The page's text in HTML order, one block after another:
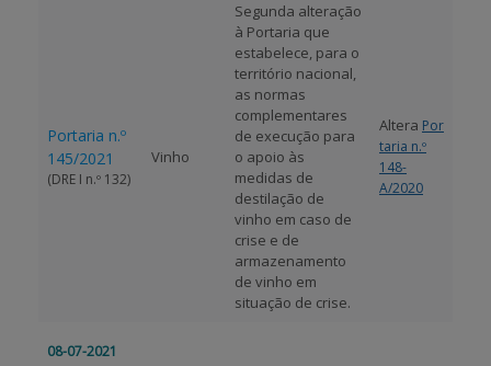
Portaria n.º
145/2021
(DRE I n.º 132)
Vinho
Segunda alteração
à Portaria que
estabelece, para o
território nacional,
as normas
complementares
de execução para
o apoio às
medidas de
destilação de
vinho em caso de
crise e de
armazenamento
de vinho em
situação de crise.
Altera Por
taria n.º
148-
A/2020
08-07-2021